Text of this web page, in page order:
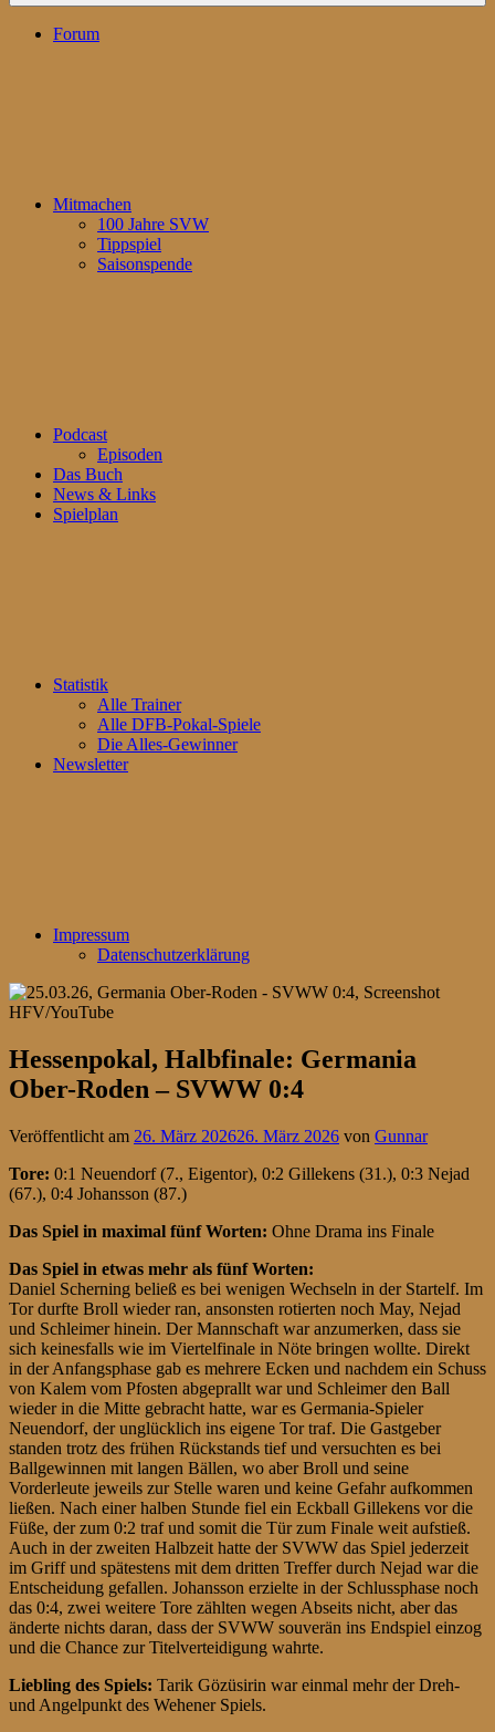
Forum
Mitmachen
100 Jahre SVW
Tippspiel
Saisonspende
Podcast
Episoden
Das Buch
News & Links
Spielplan
Statistik
Alle Trainer
Alle DFB-Pokal-Spiele
Die Alles-Gewinner
Newsletter
Impressum
Datenschutzerklärung
Hessenpokal, Halbfinale: Germania
Ober-Roden – SVWW 0:4
Veröffentlicht am 26. März 202626. März 2026 von Gunnar
Tore: 0:1 Neuendorf (7., Eigentor), 0:2 Gillekens (31.), 0:3 Nejad
(67.), 0:4 Johansson (87.)
Das Spiel in maximal fünf Worten: Ohne Drama ins Finale
Das Spiel in etwas mehr als fünf Worten:
Daniel Scherning beließ es bei wenigen Wechseln in der Startelf. Im
Tor durfte Broll wieder ran, ansonsten rotierten noch May, Nejad
und Schleimer hinein. Der Mannschaft war anzumerken, dass sie
sich keinesfalls wie im Viertelfinale in Nöte bringen wollte. Direkt
in der Anfangsphase gab es mehrere Ecken und nachdem ein Schuss
von Kalem vom Pfosten abgeprallt war und Schleimer den Ball
wieder in die Mitte gebracht hatte, war es Germania-Spieler
Neuendorf, der unglücklich ins eigene Tor traf. Die Gastgeber
standen trotz des frühen Rückstands tief und versuchten es bei
Ballgewinnen mit langen Bällen, wo aber Broll und seine
Vorderleute jeweils zur Stelle waren und keine Gefahr aufkommen
ließen. Nach einer halben Stunde fiel ein Eckball Gillekens vor die
Füße, der zum 0:2 traf und somit die Tür zum Finale weit aufstieß.
Auch in der zweiten Halbzeit hatte der SVWW das Spiel jederzeit
im Griff und spätestens mit dem dritten Treffer durch Nejad war die
Entscheidung gefallen. Johansson erzielte in der Schlussphase noch
das 0:4, zwei weitere Tore zählten wegen Abseits nicht, aber das
änderte nichts daran, dass der SVWW souverän ins Endspiel einzog
und die Chance zur Titelverteidigung wahrte.
Liebling des Spiels: Tarik Gözüsirin war einmal mehr der Dreh-
und Angelpunkt des Wehener Spiels.